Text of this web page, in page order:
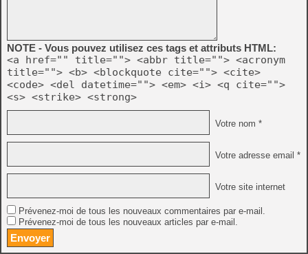
NOTE - Vous pouvez utilisez ces tags et attributs HTML:
<a href="" title=""> <abbr title=""> <acronym
title=""> <b> <blockquote cite=""> <cite>
<code> <del datetime=""> <em> <i> <q cite="">
<s> <strike> <strong>
Votre nom *
Votre adresse email *
Votre site internet
Prévenez-moi de tous les nouveaux commentaires par e-mail.
Prévenez-moi de tous les nouveaux articles par e-mail.